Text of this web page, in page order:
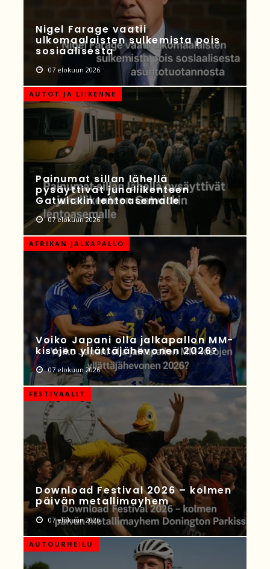
Nigel Farage vaatii
ulkomaalaisten sulkemista pois
sosiaalisesta
07 elokuun 2026
AUTOT JA LIIKENNE
Painumat sillan lähellä
pysäyttivät junaliikenteen
Gatwickin lentoasemalle
07 elokuun 2026
AFRIKAN JALKAPALLO
Voiko Japani olla jalkapallon MM-
kisojen yllättäjähevonen 2026?
07 elokuun 2026
FESTIVAALIT
Download Festival 2026 – kolmen
päivän metallimayhem
07 elokuun 2026
AUTOURHEILU